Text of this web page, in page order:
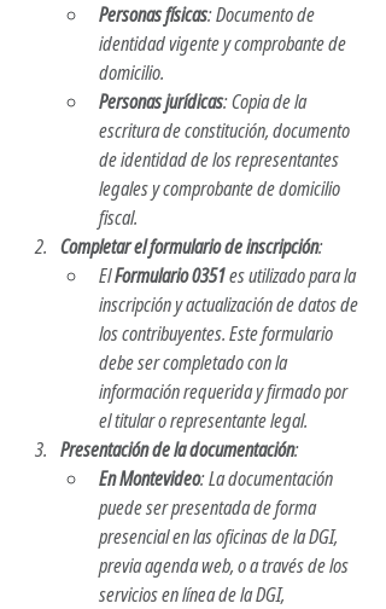
Personas físicas: Documento de
identidad vigente y comprobante de
domicilio.​
Personas jurídicas: Copia de la
escritura de constitución, documento
de identidad de los representantes
legales y comprobante de domicilio
fiscal.​
Completar el formulario de inscripción:
El Formulario 0351 es utilizado para la
inscripción y actualización de datos de
los contribuyentes. Este formulario
debe ser completado con la
información requerida y firmado por
el titular o representante legal.​
Presentación de la documentación:
En Montevideo: La documentación
puede ser presentada de forma
presencial en las oficinas de la DGI,
previa agenda web, o a través de los
servicios en línea de la DGI,